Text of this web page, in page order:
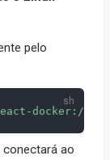
pelo
docker:/
ao